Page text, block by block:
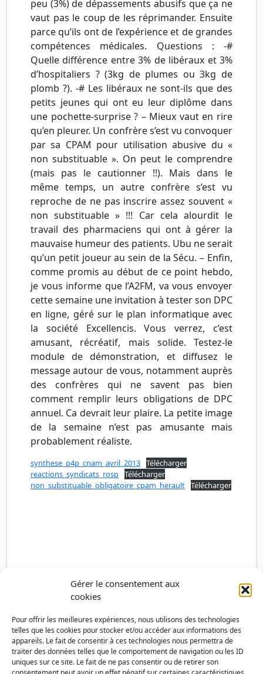
Gérer le consentement aux
cookies
Pour offrir les meilleures expériences, nous utilisons des technologies
telles que les cookies pour stocker et/ou accéder aux informations des
appareils. Le fait de consentir à ces technologies nous permettra de
traiter des données telles que le comportement de navigation ou les ID
uniques sur ce site. Le fait de ne pas consentir ou de retirer son
peu (3%) de dépassements abusifs que ça ne
vaut pas le coup de les réprimander. Ensuite
parce qu’ils ont de l’expérience et de grandes
compétences médicales. Questions : -#
Quelle différence entre 3% de libéraux et 3%
d’hospitaliers ? (3kg de plumes ou 3kg de
plomb ?). -# Les libéraux ne sont-ils que des
petits jeunes qui ont eu leur diplôme dans
une pochette-surprise ? – Mieux vaut en rire
qu’en pleurer. Un confrère s’est vu convoquer
par sa CPAM pour utilisation abusive du «
non substituable ». On peut le comprendre
(mais pas le cautionner !!). Mais dans le
même temps, un autre confrère s’est vu
reproche de ne pas inscrire assez souvent «
non substituable » !!! Car cela alourdit le
travail des pharmaciens qui ont à gérer la
mauvaise humeur des patients. Ubu ne serait
qu’un petit joueur au sein de la Sécu. – Enfin,
comme promis au début de ce point hebdo,
je vous informe que l’A2FM, va vous envoyer
cette semaine une invitation à tester son DPC
en ligne, géré sur le plan informatique avec
la société Excellencis. Vous verrez, c’est
amusant, récréatif, mais solide. Testez-le
module de démonstration, et diffusez le
message autour de vous, notamment auprès
des confrères qui ne savent pas bien
comment remplir leurs obligations de DPC
annuel. Ca devrait leur plaire. La petite image
de la semaine n’est pas amusante mais
probablement réaliste.
synthese_p4p_cnam_avril_2013 Télécharger
reactions_syndicats_rosp Télécharger
non_substituable_obligatoire_cpam_herault Télécharger